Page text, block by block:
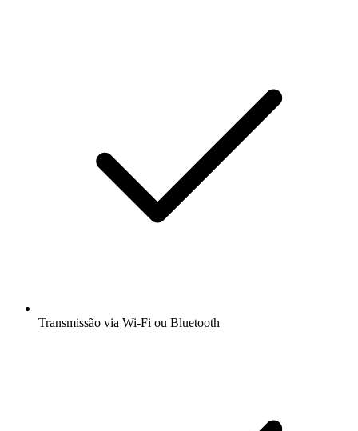
Transmissão via Wi-Fi ou Bluetooth